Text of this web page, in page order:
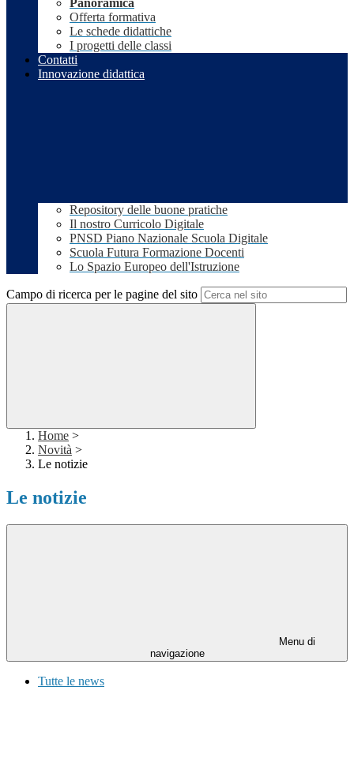
Panoramica
Offerta formativa
Le schede didattiche
I progetti delle classi
Contatti
Innovazione didattica
Repository delle buone pratiche
Il nostro Curricolo Digitale
PNSD Piano Nazionale Scuola Digitale
Scuola Futura Formazione Docenti
Lo Spazio Europeo dell'Istruzione
Campo di ricerca per le pagine del sito
Home >
Novità >
Le notizie
Le notizie
Menu di
navigazione
Tutte le news